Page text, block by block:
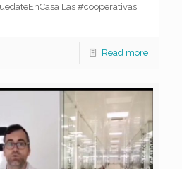
Las #cooperativas
Read more